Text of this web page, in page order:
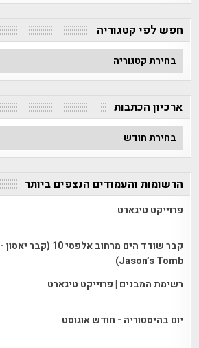
חפש לפי קטגוריה
חפש
לפי
ארכיון הכתבות
ארכיון
הכתבות
הרשומות והעמודים הנצפים ביותר
פרוייקט טיגארט
קבר שודד הים מרחוב אלפסי 10 (קבר יאסון -
Jason’s Tomb)
רשימת המבנים | פרוייקט טיגארט
יום בהיסטוריה - חודש אוגוסט